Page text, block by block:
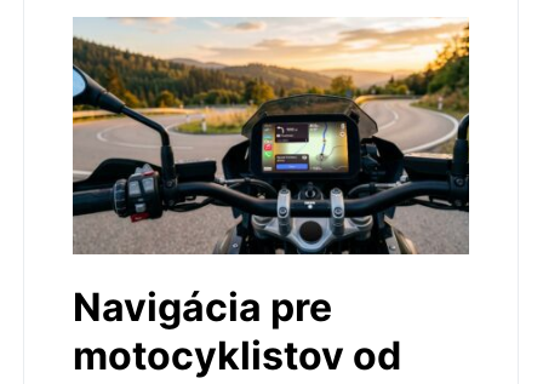
Navigácia pre
motocyklistov od